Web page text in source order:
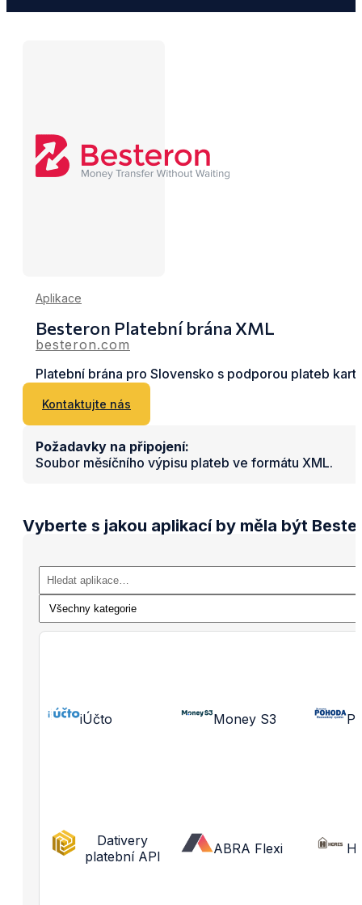
Aplikace
Besteron Platební brána XML
besteron.com
Platební brána pro Slovensko s podporou plateb
Kontaktujte nás
Požadavky na připojení:
Soubor měsíčního výpisu plateb ve formátu XML.
Vyberte s jakou aplikací by měla být
iÚčto Money S3
Dativery
platební API
ABRA Flexi